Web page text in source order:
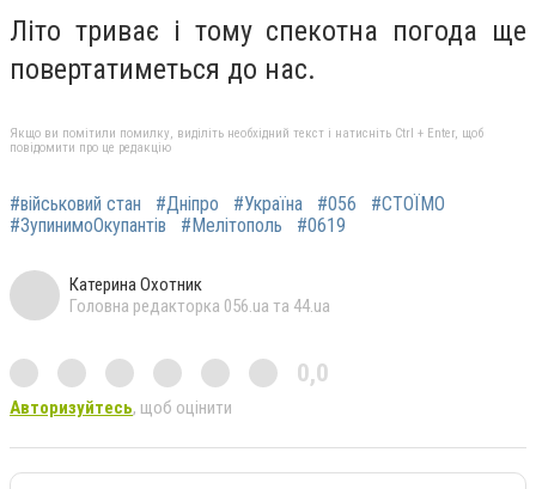
Літо триває і тому спекотна погода ще
повертатиметься до нас.
Якщо ви помітили помилку, виділіть необхідний текст і натисніть Ctrl + Enter, щоб
повідомити про це редакцію
#військовий стан #Дніпро #Україна #056
#СТОЇМО
#ЗупинимоОкупантів
#Мелітополь #0619
Катерина Охотник
Головна редакторка 056.ua та 44.ua
0,0
Авторизуйтесь, щоб оцінити